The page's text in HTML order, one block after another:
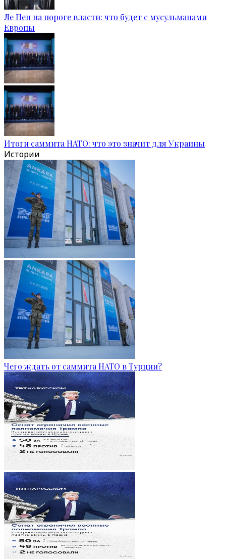
Ле Пен на пороге власти: что будет с мусульманами
Европы
Итоги саммита НАТО: что это значит для Украины
Истории
Чего ждать от саммита НАТО в Турции?